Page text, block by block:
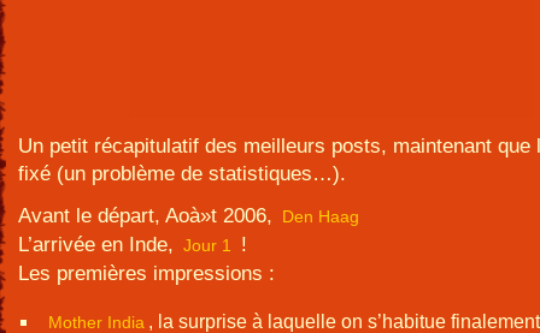
Un petit récapitulatif des meilleurs posts, maintenant que
fixé (un problème de statistiques…).
Avant le départ, Aoà»t 2006,
Den Haag
L’arrivée en Inde, Jour 1
!
Les premières impressions :
Mother India , la surprise à laquelle on s’habitue